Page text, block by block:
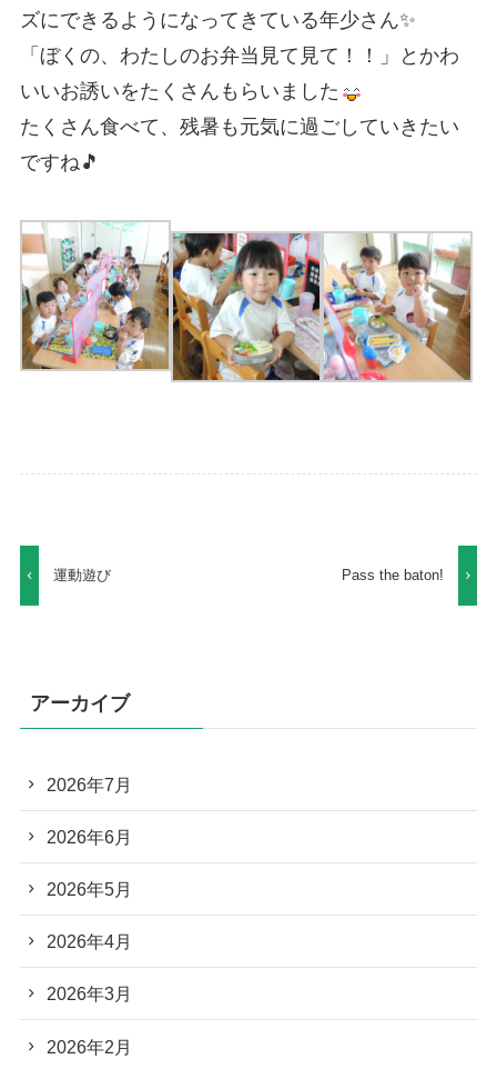
ズにできるようになってきている年少さん✨
「ぼくの、わたしのお弁当見て見て！！」とかわ
いいお誘いをたくさんもらいました
たくさん食べて、残暑も元気に過ごしていきたい
ですね🎵
運動遊び Pass the baton!
アーカイブ
2026年7月
2026年6月
2026年5月
2026年4月
2026年3月
2026年2月